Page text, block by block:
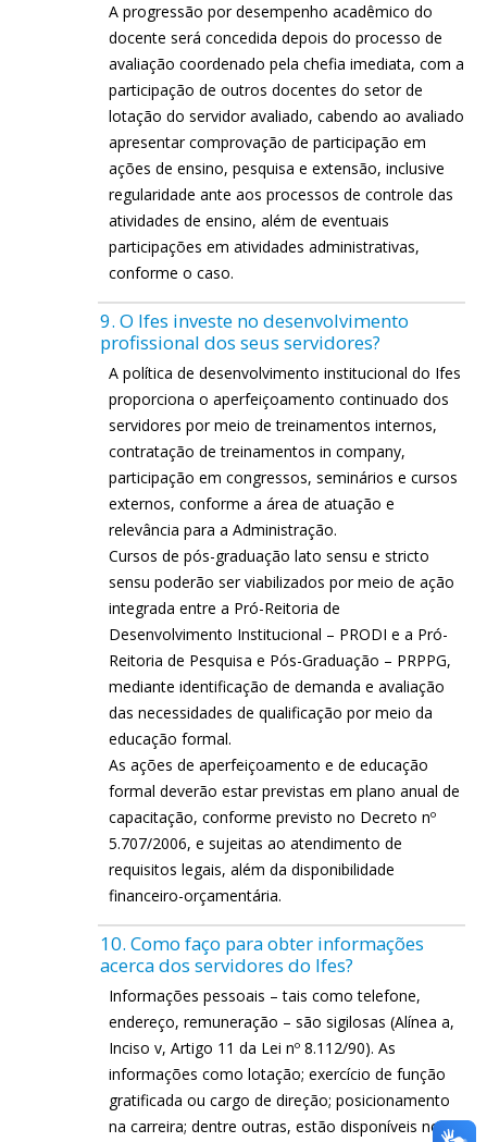
A progressão por desempenho acadêmico do
docente será concedida depois do processo de
avaliação coordenado pela chefia imediata, com a
participação de outros docentes do setor de
lotação do servidor avaliado, cabendo ao avaliado
apresentar comprovação de participação em
ações de ensino, pesquisa e extensão, inclusive
regularidade ante aos processos de controle das
atividades de ensino, além de eventuais
participações em atividades administrativas,
conforme o caso.
9. O Ifes investe no desenvolvimento
profissional dos seus servidores?
A política de desenvolvimento institucional do Ifes
proporciona o aperfeiçoamento continuado dos
servidores por meio de treinamentos internos,
contratação de treinamentos in company,
participação em congressos, seminários e cursos
externos, conforme a área de atuação e
relevância para a Administração.
Cursos de pós-graduação lato sensu e stricto
sensu poderão ser viabilizados por meio de ação
integrada entre a Pró-Reitoria de
Desenvolvimento Institucional – PRODI e a Pró-
Reitoria de Pesquisa e Pós-Graduação – PRPPG,
mediante identificação de demanda e avaliação
das necessidades de qualificação por meio da
educação formal.
As ações de aperfeiçoamento e de educação
formal deverão estar previstas em plano anual de
capacitação, conforme previsto no Decreto nº
5.707/2006, e sujeitas ao atendimento de
requisitos legais, além da disponibilidade
financeiro-orçamentária.
10. Como faço para obter informações
acerca dos servidores do Ifes?
Informações pessoais – tais como telefone,
endereço, remuneração – são sigilosas (Alínea a,
Inciso v, Artigo 11 da Lei nº 8.112/90). As
informações como lotação; exercício de função
gratificada ou cargo de direção; posicionamento
na carreira; dentre outras, estão disponíveis no